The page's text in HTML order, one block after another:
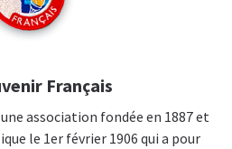
Français
association fondée en 1887 et
le 1er février 1906 qui a pour